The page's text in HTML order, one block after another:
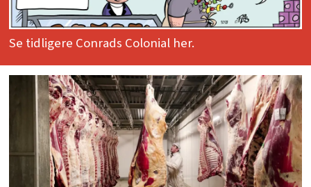
Se tidligere Conrads Colonial her.